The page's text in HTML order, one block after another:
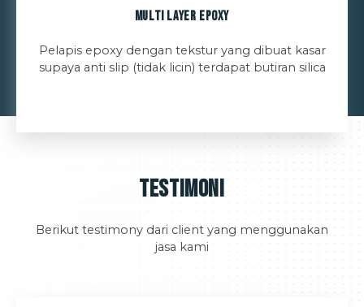
Multi Layer Epoxy
Pelapis epoxy dengan tekstur yang dibuat kasar
supaya anti slip (tidak licin) terdapat butiran silica
Testimoni
Berikut testimony dari client yang menggunakan
jasa kami